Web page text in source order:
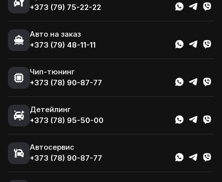
+373 (79) 75-22-22
Авто на заказ
+373 (79) 48-11-11
Чип-тюнинг
+373 (78) 90-87-77
Детейлинг
+373 (78) 95-50-00
Автосервис
+373 (78) 90-87-77